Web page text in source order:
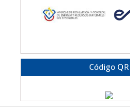
Código QR